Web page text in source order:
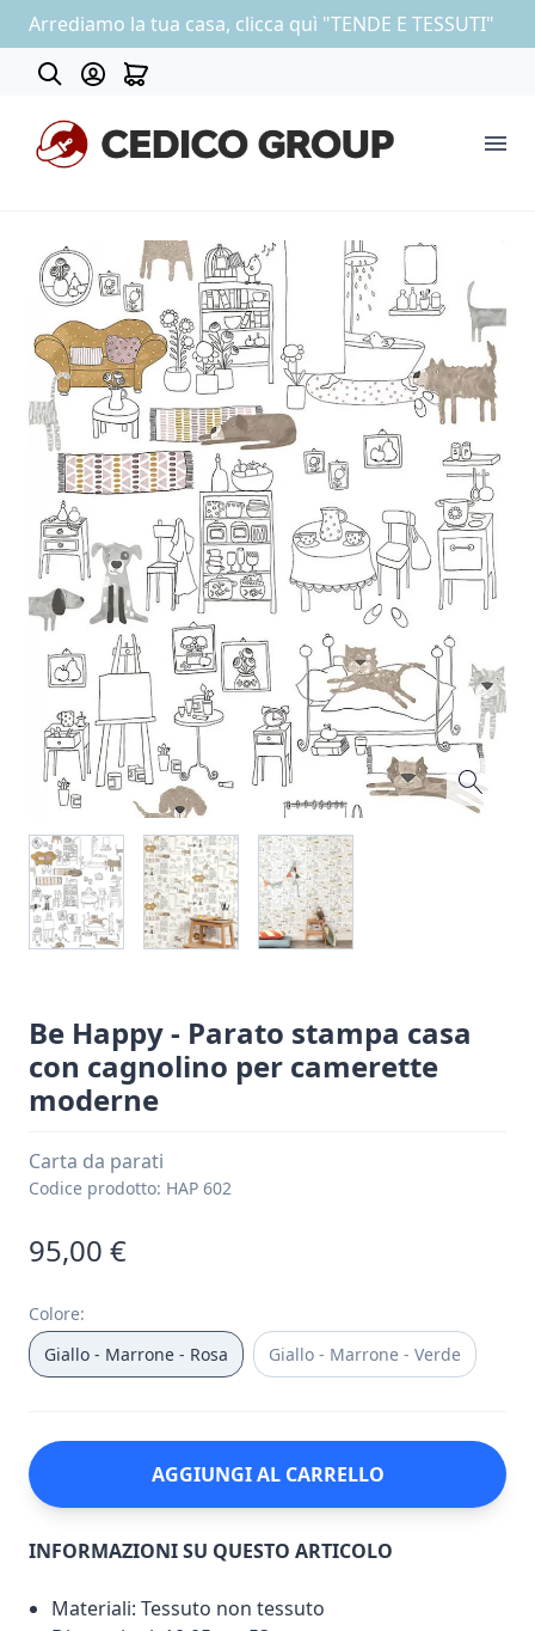
Arrediamo la tua casa, clicca quì "TENDE E TESSUTI"
COLLEZIONE CARTA DA PARATI
OUTLET
Be Happy - Parato stampa casa
con cagnolino per camerette
moderne
Carta da parati
Codice prodotto: HAP 602
95,00 €
Colore:
Giallo - Marrone - Rosa
Giallo - Marrone - Verde
AGGIUNGI AL CARRELLO
INFORMAZIONI SU QUESTO ARTICOLO
Materiali: Tessuto non tessuto